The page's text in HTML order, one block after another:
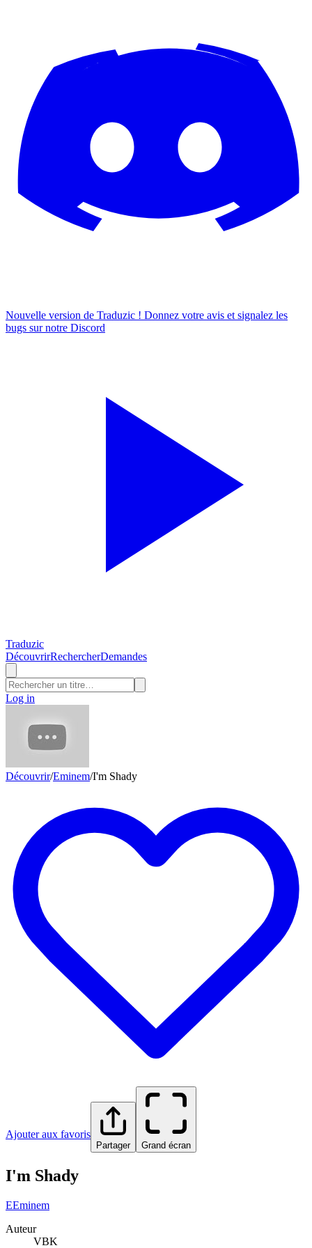
Nouvelle version de Traduzic ! Donnez votre avis et signalez les
bugs sur notre Discord
Traduzic
DécouvrirRechercherDemandes
Log in
Découvrir/Eminem/I'm Shady
Ajouter aux favoris
Partager Grand écran
I'm Shady
EEminem
Auteur
VBK